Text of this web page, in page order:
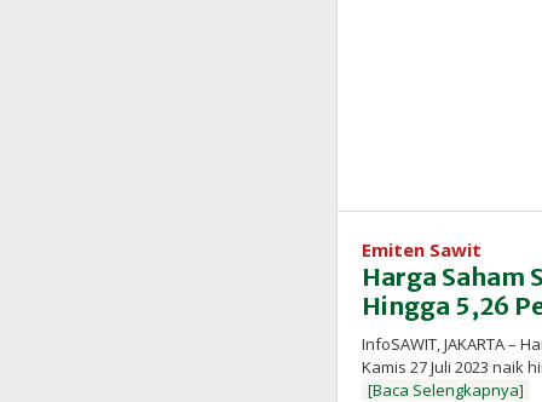
Emiten Sawit
Harga Saham
Hingga 5,26
InfoSAWIT, JAKARTA –
Kamis 27 Juli 2023 naik
[Baca Selengkapnya]